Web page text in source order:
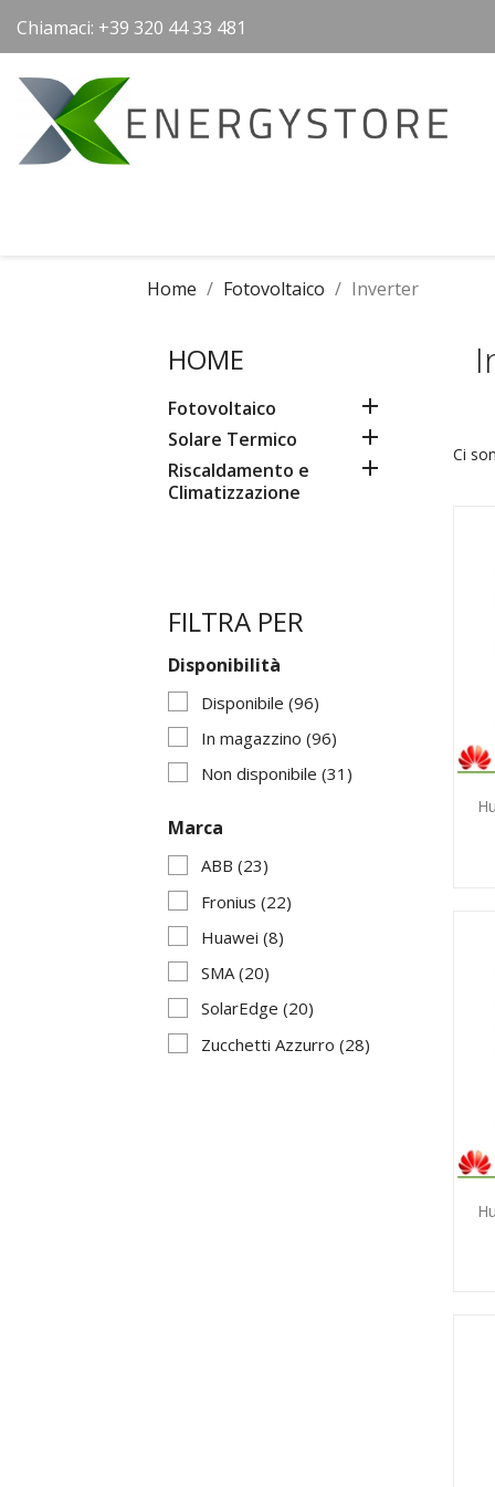
Chiamaci: +39 320 44 33 481
Home Fotovoltaico Inverter
HOME
Fotovoltaico 
Solare Termico 
Riscaldamento e
Climatizzazione

FILTRA PER
Disponibilità
Disponibile (96)
In magazzino (96)
Non disponibile (31)
Marca
ABB (23)
Fronius (22)
Huawei (8)
SMA(20)
SolarEdge (20)
Zucchetti Azzurro (28)
Ci